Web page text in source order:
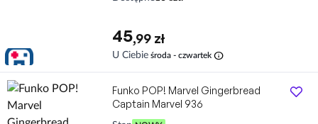
45,99 zł
U Ciebie środa - czwartek info
Funko POP! Marvel Gingerbread
Captain Marvel 936